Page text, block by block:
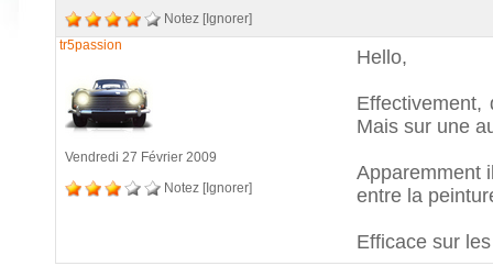
Notez [Ignorer]
tr5passion
Vendredi 27 Février 2009
Notez [Ignorer]
Hello,
Mais sur une
Apparemment
entre la
Efficace sur